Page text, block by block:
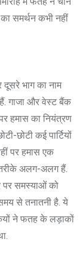
समर्थन कभी नहीं
दूसरे भाग का नाम
गाजा और वेस्ट बैंक
हमास का नियंत्रण
छोटी कई पार्टियों
पर हमास एक
अलग-अलग हैं.
पर समस्याओं को
से तनातनी है. ये
ने फतह के लड़ाकों